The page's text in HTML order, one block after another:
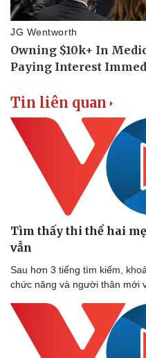
Thể thao
Bóng đá
Lịch thi đấu bóng đá
Thế giới thể thao
Hậu trường
Tin liên quan
Tìm thấy thi thể hai
vẫn
Sau hơn 3 tiếng tìm kiếm,
chức năng và người thân mới